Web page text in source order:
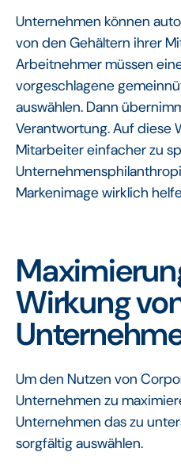
Unternehmen können
von den Gehältern ihrer
Arbeitnehmer müssen
vorgeschlagene
auswählen. Dann
Verantwortung. Auf diese
Mitarbeiter einfacher zu
Markenimage wirklich
Wirkung
Um den Nutzen von
Unternehmen zu
Unternehmen das zu
sorgfältig auswählen.